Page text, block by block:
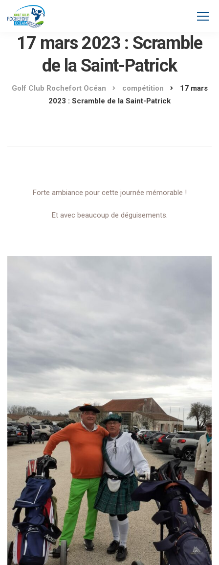
17 mars 2023 : Scramble
de la Saint-Patrick
Golf Club Rochefort Océan compétition
17 mars
2023 : Scramble de la Saint-Patrick
Forte ambiance pour cette journée mémorable !
Et avec beaucoup de déguisements.